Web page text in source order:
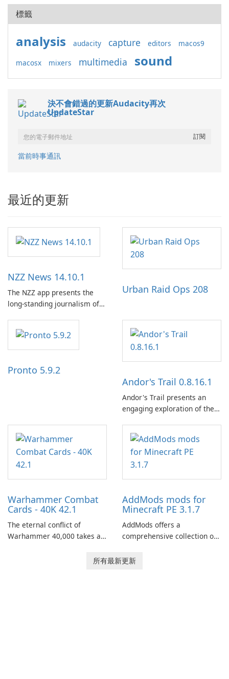
標籤
analysis audacity capture editors
macos9
macosx
mixers multimedia sound
決不會錯過的更新Audacity再次
UpdateStar
當前時事通訊
最近的更新
NZZ News 14.10.1
The NZZ app presents the
long-standing journalism of
and a liberal outlook that
embraces diverse opinion.
Urban Raid Ops 208
Pronto 5.9.2
Andor's Trail 0.8.16.1
Andor's Trail presents an
engaging exploration of the
centered around the pursuit
of your brother, Andor,
through a quest-driven
narrative inspired by classic
Warhammer Combat
Cards - 40K 42.1
The eternal conflict of
Warhammer 40,000 takes a
Combat Cards - 40K, a card
AddMods mods for
Minecraft PE 3.1.7
AddMods offers a
comprehensive collection of
allowing you to enhance your
所有最新更新